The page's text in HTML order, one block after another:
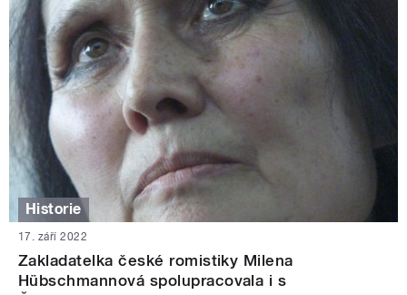
Historie
17. září 2022
Zakladatelka české romistiky Milena
Hübschmannová spolupracovala i s